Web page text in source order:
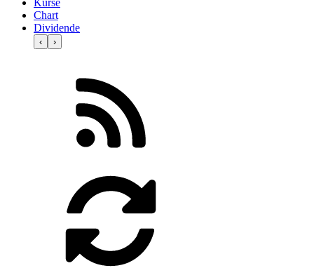
Chart
Dividende
‹ ›